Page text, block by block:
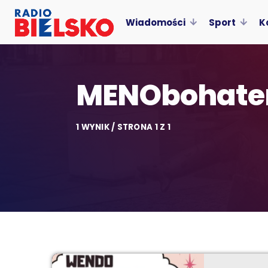
Wiadomości Sport
1 WYNIK / STRONA 1 Z 1